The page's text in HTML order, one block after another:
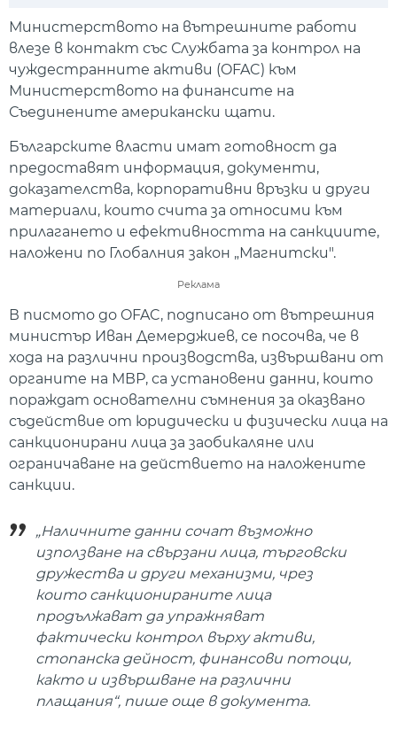
Министерството на вътрешните работи
влезе в контакт със Службата за контрол на
чуждестранните активи (OFAC) към
Министерството на финансите на
Съединените американски щати.
Българските власти имат готовност да
предоставят информация, документи,
доказателства, корпоративни връзки и други
материали, които счита за относими към
прилагането и ефективността на санкциите,
наложени по Глобалния закон „Магнитски".
Реклама
В писмото до OFAC, подписано от вътрешния
министър Иван Демерджиев, се посочва, че в
хода на различни производства, извършвани от
органите на МВР, са установени данни, които
пораждат основателни съмнения за оказвано
съдействие от юридически и физически лица на
санкционирани лица за заобикаляне или
ограничаване на действието на наложените
санкции.
„Наличните данни сочат възможно
използване на свързани лица, търговски
дружества и други механизми, чрез
които санкционираните лица
продължават да упражняват
фактически контрол върху активи,
стопанска дейност, финансови потоци,
както и извършване на различни
плащания“, пише още в документа.